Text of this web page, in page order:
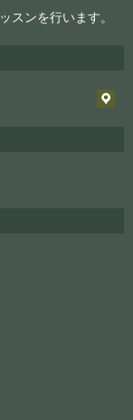
スンを行います。